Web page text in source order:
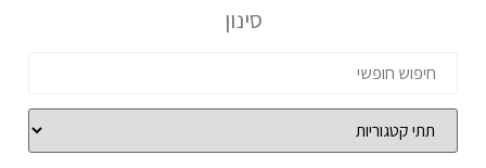
סינון